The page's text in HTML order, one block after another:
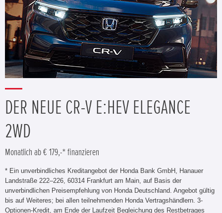
DER NEUE CR-V E:HEV ELEGANCE
2WD
Monatlich ab € 179,-* finanzieren
* Ein unverbindliches Kreditangebot der Honda Bank GmbH, Hanauer
Landstraße 222–226, 60314 Frankfurt am Main, auf Basis der
unverbindlichen Preisempfehlung von Honda Deutschland. Angebot gültig
bis auf Weiteres; bei allen teilnehmenden Honda Vertragshändlern. 3-
Optionen-Kredit, am Ende der Laufzeit Begleichung des Restbetrages